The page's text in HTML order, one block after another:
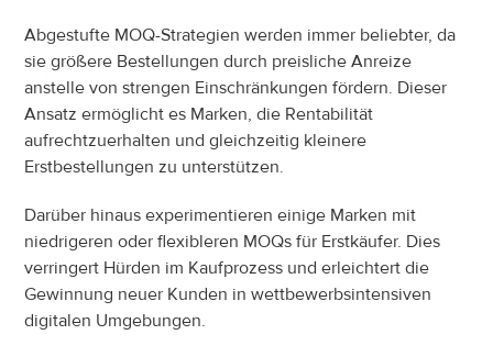
Abgestufte MOQ-Strategien werden immer beliebter, da
sie größere Bestellungen durch preisliche Anreize
anstelle von strengen Einschränkungen fördern. Dieser
Ansatz ermöglicht es Marken, die Rentabilität
aufrechtzuerhalten und gleichzeitig kleinere
Erstbestellungen zu unterstützen.
Darüber hinaus experimentieren einige Marken mit
niedrigeren oder flexibleren MOQs für Erstkäufer. Dies
verringert Hürden im Kaufprozess und erleichtert die
Gewinnung neuer Kunden in wettbewerbsintensiven
digitalen Umgebungen.